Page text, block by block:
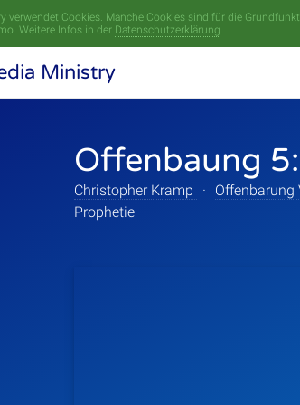
verwendet Cookies. Manche Cookies sind für die
Weitere Infos in der Datenschutzerklärung.
Ministry
Offenbaung
Christopher Kramp · Offenbarung
Prophetie